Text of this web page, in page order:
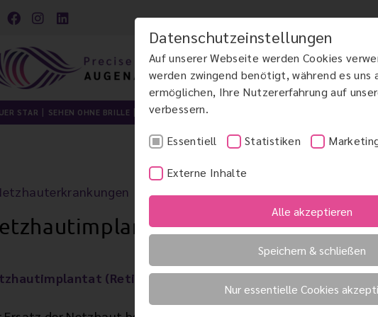
Datenschutzeinstellungen
Auf unserer Webseite werden Cookies
werden zwingend benötigt, während es uns
ermöglichen, Ihre Nutzererfahrung auf
verbessern.
Essentiell Statistiken
Externe Inhalte
Alle akzeptieren
Speichern & schließen
Nur essentielle Cookies
STAR SEHEN OHNE BRILLE LIDCHIRURGIE MAKULAERKRANKUNGEN AMD
(Retina Implant System)